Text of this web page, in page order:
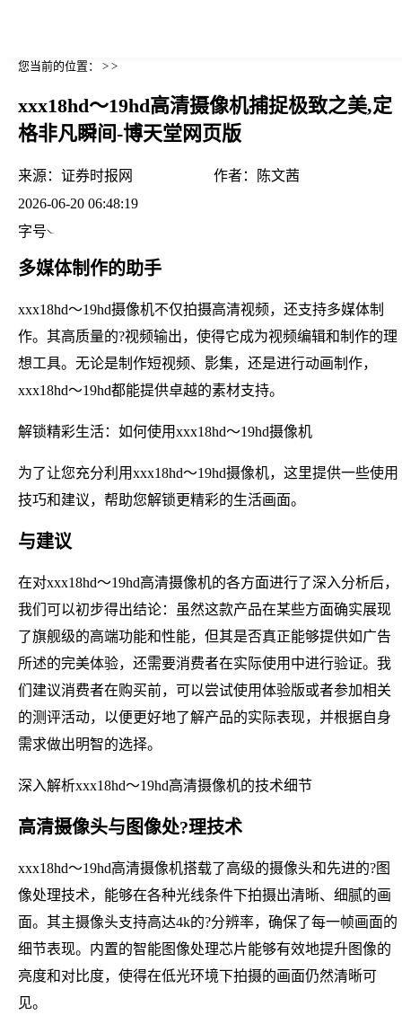
您当前的位置： > >
xxx18hd～19hd高清摄像机捕捉极致之美,定
格非凡瞬间-博天堂网页版
来源： 证券时报网 作者：
陈文茜
2026-06-20 06:48:19
字号
多媒体制作的助手
xxx18hd～19hd摄像机不仅拍摄高清视频，还支持多媒体制
作。其高质量的?视频输出，使得它成为视频编辑和制作的理
想工具。无论是制作短视频、影集，还是进行动画制作，
xxx18hd～19hd都能提供卓越的素材支持。
解锁精彩生活：如何使用xxx18hd～19hd摄像机
为了让您充分利用xxx18hd～19hd摄像机，这里提供一些使用
技巧和建议，帮助您解锁更精彩的生活画面。
与建议
在对xxx18hd～19hd高清摄像机的各方面进行了深入分析后，
我们可以初步得出结论：虽然这款产品在某些方面确实展现
了旗舰级的高端功能和性能，但其是否真正能够提供如广告
所述的完美体验，还需要消费者在实际使用中进行验证。我
们建议消费者在购买前，可以尝试使用体验版或者参加相关
的测评活动，以便更好地了解产品的实际表现，并根据自身
需求做出明智的选择。
深入解析xxx18hd～19hd高清摄像机的技术细节
高清摄像头与图像处?理技术
xxx18hd～19hd高清摄像机搭载了高级的摄像头和先进的?图
像处理技术，能够在各种光线条件下拍摄出清晰、细腻的画
面。其主摄像头支持高达4k的?分辨率，确保了每一帧画面的
细节表现。内置的智能图像处理芯片能够有效地提升图像的
亮度和对比度，使得在低光环境下拍摄的画面仍然清晰可
见。